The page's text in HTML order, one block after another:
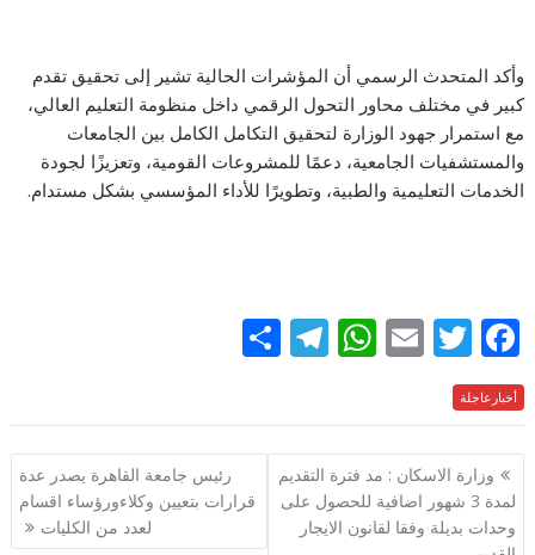
وأكد المتحدث الرسمي أن المؤشرات الحالية تشير إلى تحقيق تقدم
كبير في مختلف محاور التحول الرقمي داخل منظومة التعليم العالي،
مع استمرار جهود الوزارة لتحقيق التكامل الكامل بين الجامعات
والمستشفيات الجامعية، دعمًا للمشروعات القومية، وتعزيزًا لجودة
الخدمات التعليمية والطبية، وتطويرًا للأداء المؤسسي بشكل مستدام.
F
ac
e
b
o
o
T
itt
er
E
ai
l
W
at
s
A
p
T
e
gr
a
ar
e
أخبارعاجلة
تصفّح
المقالات
وزارة الاسكان : مد فترة التقديم
لمدة 3 شهور اضافية للحصول على
وحدات بديلة وفقا لقانون الايجار
رئيس جامعة القاهرة يصدر عدة
قرارات بتعيين وكلاءورؤساء اقسام
لعدد من الكليات